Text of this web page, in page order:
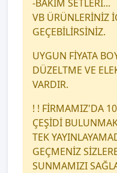
-BAKIM SETLERİ...
VB ÜRÜNLERİNİZ
GEÇEBİLİRSİNİZ.
UYGUN FİYATA
DÜZELTME VE
VARDIR.
! ! FİRMAMIZ'DA
ÇEŞİDİ
TEK
GEÇMENİZ
SUNMAMIZI